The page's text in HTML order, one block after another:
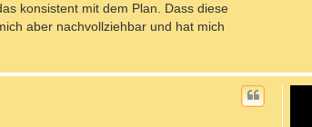
konsistent mit dem Plan. Dass diese
aber nachvollziehbar und hat mich